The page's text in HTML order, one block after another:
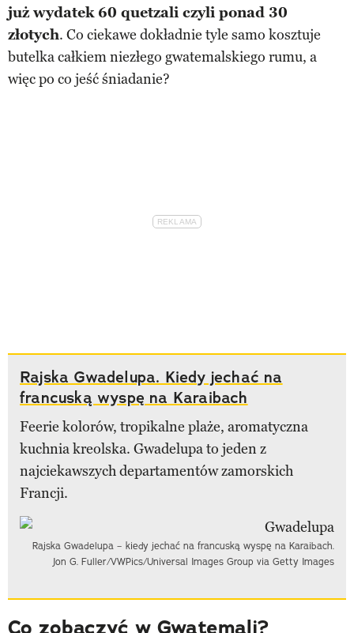
już wydatek 60 quetzali czyli ponad 30
złotych. Co ciekawe dokładnie tyle samo kosztuje
butelka całkiem niezłego gwatemalskiego rumu, a
więc po co jeść śniadanie?
Rajska Gwadelupa. Kiedy jechać na
francuską wyspę na Karaibach
Feerie kolorów, tropikalne plaże, aromatyczna
kuchnia kreolska. Gwadelupa to jeden z
najciekawszych departamentów zamorskich
Francji.
Rajska Gwadelupa – kiedy jechać na francuską wyspę na Karaibach.
Jon G. Fuller/VWPics/Universal Images Group via Getty Images
Co zobaczyć w Gwatemali?